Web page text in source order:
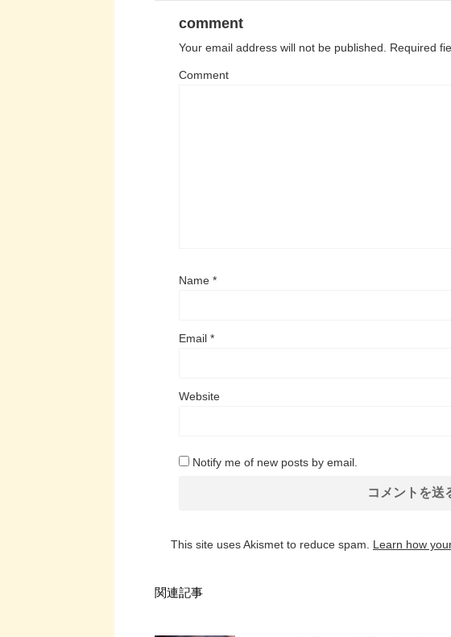
comment
Your email address will not be published. Required
Comment
Name *
Email *
Website
Notify me of new posts by email.
This site uses Akismet to reduce spam. Learn how
関連記事